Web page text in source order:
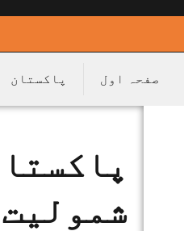
صفحہ اول پاکستان